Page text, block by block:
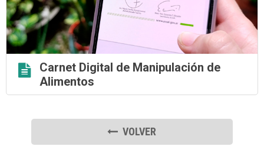
Carnet Digital de Manipulación de
Alimentos
VOLVER